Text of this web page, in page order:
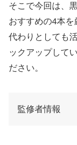
そこで今回は、
おすすめの4本
代わりとしても
ックアップして
ださい。
監修者情報